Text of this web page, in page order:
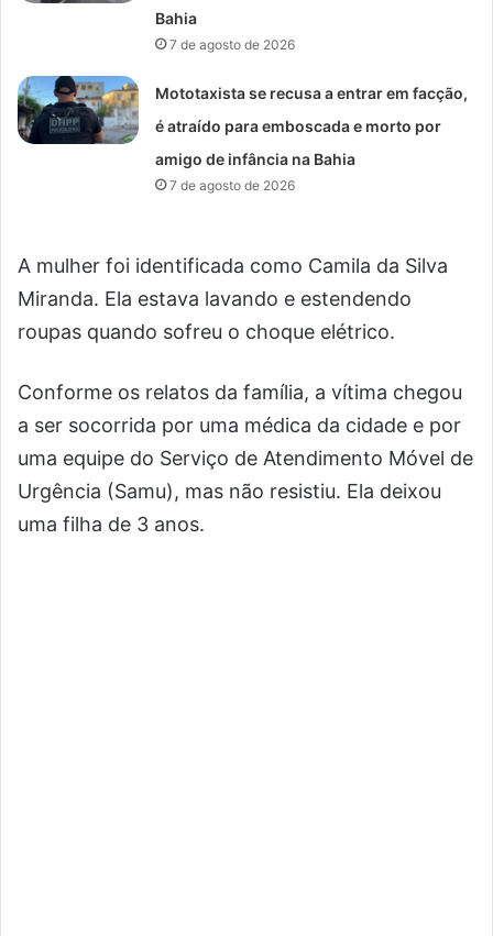
Bahia
7 de agosto de 2026
Mototaxista se recusa a entrar em facção,
é atraído para emboscada e morto por
amigo de infância na Bahia
7 de agosto de 2026
A mulher foi identificada como Camila da Silva
Miranda. Ela estava lavando e estendendo
roupas quando sofreu o choque elétrico.
Conforme os relatos da família, a vítima chegou
a ser socorrida por uma médica da cidade e por
uma equipe do Serviço de Atendimento Móvel de
Urgência (Samu), mas não resistiu. Ela deixou
uma filha de 3 anos.